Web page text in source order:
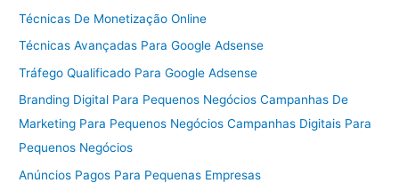
Técnicas De Monetização Online
Técnicas Avançadas Para Google Adsense
Tráfego Qualificado Para Google Adsense
Branding Digital Para Pequenos Negócios Campanhas De
Marketing Para Pequenos Negócios Campanhas Digitais Para
Pequenos Negócios
Anúncios Pagos Para Pequenas Empresas